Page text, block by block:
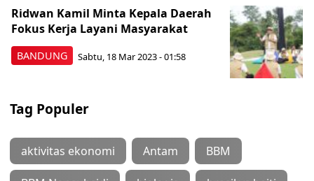
BANDUNG
Ridwan Kamil Minta Kepala Daerah
Fokus Kerja Layani Masyarakat
Sabtu, 18 Mar 2023 - 01:58
Tag Populer
aktivitas ekonomi Antam BBM